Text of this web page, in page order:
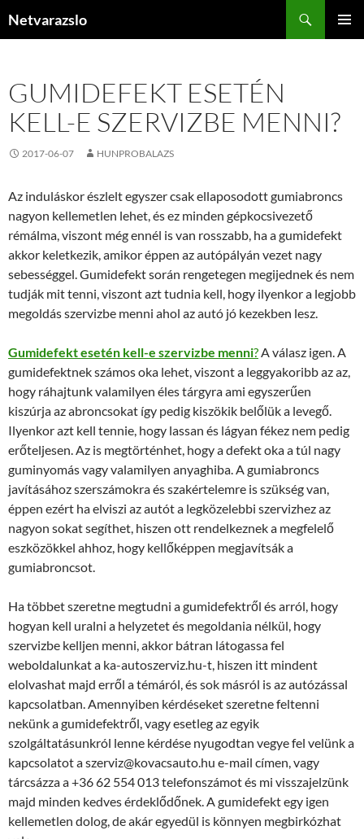
Netvarazslo
GUMIDEFEKT ESETÉN
KELL-E SZERVIZBE MENNI?
2017-06-07 HUNPROBALAZS
Az induláskor észlelt egyszer csak ellaposodott gumiabroncs
nagyon kellemetlen lehet, és ez minden gépkocsivezető
rémálma, viszont még ennél is van rosszabb, ha a gumidefekt
akkor keletkezik, amikor éppen az autópályán vezet nagy
sebességgel. Gumidefekt során rengetegen megijednek és nem
tudják mit tenni, viszont azt tudnia kell, hogy ilyenkor a legjobb
megoldás szervizbe menni ahol az autó jó kezekben lesz.
Gumidefekt esetén kell-e szervizbe menni?A válasz igen. A
gumidefektnek számos oka lehet, viszont a leggyakoribb az az,
hogy ráhajtunk valamilyen éles tárgyra ami egyszerűen
kiszúrja az abroncsokat így pedig kiszökik belőlük a levegő.
Ilyenkor azt kell tennie, hogy lassan és lágyan fékez nem pedig
erőteljesen. Az is megtörténhet, hogy a defekt oka a túl nagy
guminyomás vagy valamilyen anyaghiba. A gumiabroncs
javításához szerszámokra és szakértelemre is szükség van,
éppen ezért ha elviszi az autót a legközelebbi szervizhez az
nagyon sokat segíthet, hiszen ott rendelkeznek a megfelelő
eszközökkel ahhoz, hogy kellőképpen megjavítsák a
gumiabroncsot.
Ha többet szeretne megtudni a gumidefektről és arról, hogy
hogyan kell uralni a helyzetet és megoldania nélkül, hogy
szervizbe kelljen menni, akkor bátran látogassa fel
weboldalunkat a ka-autoszerviz.hu-t, hiszen itt mindent
elolvashat majd erről a témáról, és sok másról is az autózással
kapcsolatban. Amennyiben kérdéseket szeretne feltenni
nekünk a gumidefektről, vagy esetleg az egyik
szolgáltatásunkról lenne kérdése nyugodtan vegye fel velünk a
kapcsolatot a szerviz@kovacsauto.hu e-mail címen, vagy
tárcsázza a +36 62 554 013 telefonszámot és mi visszajelzünk
majd minden kedves érdeklődőnek. A gumidefekt egy igen
kellemetlen dolog, de akár egyedül is könnyen megbirkózhat